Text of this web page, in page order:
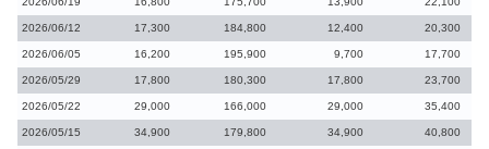
2026/06/12 17,300 184,800 12,400 20,300
2026/06/05 16,200 195,900 9,700 17,700
2026/05/29 17,800 180,300 17,800 23,700
2026/05/22 29,000 166,000 29,000 35,400
2026/05/15 34,900 179,800 34,900 40,800